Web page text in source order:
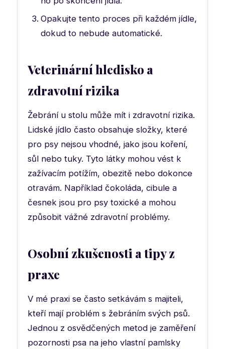
Opakujte tento proces při každém jídle,
dokud to nebude automatické.
Veterinární hledisko a
zdravotní rizika
Žebrání u stolu může mít i zdravotní rizika.
Lidské jídlo často obsahuje složky, které
pro psy nejsou vhodné, jako jsou koření,
sůl nebo tuky. Tyto látky mohou vést k
zažívacím potížím, obezitě nebo dokonce
otravám. Například čokoláda, cibule a
česnek jsou pro psy toxické a mohou
způsobit vážné zdravotní problémy.
Osobní zkušenosti a tipy z
praxe
V mé praxi se často setkávám s majiteli,
kteří mají problém s žebráním svých psů.
Jednou z osvědčených metod je zaměření
pozornosti psa na jeho vlastní pamlsky